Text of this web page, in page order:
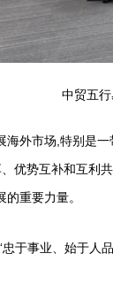
中贸五
海外市场,特别是
优势互补和互利
重要力量。
忠于事业、始于人